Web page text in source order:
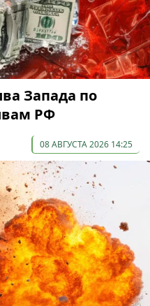
Запада по
РФ
08 АВГУСТА 2026 14:25